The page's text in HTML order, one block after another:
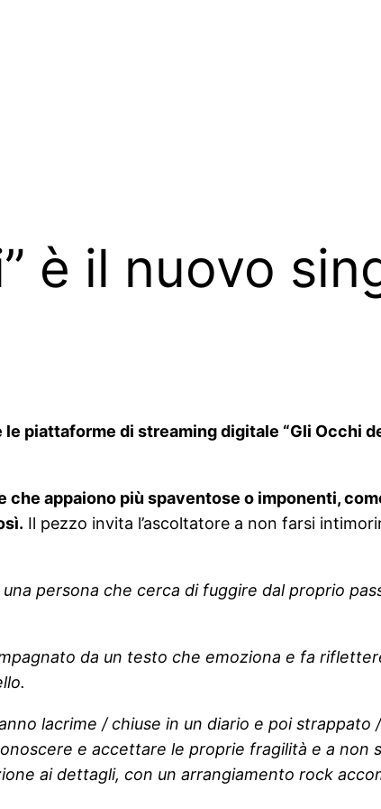
è il nuovo
piattaforme di streaming digitale “Gli Occhi
che appaiono più spaventose o imponenti,
Il pezzo invita l’ascoltatore a non farsi
persona che cerca di fuggire dal proprio
da un testo che emoziona e fa
lacrime / chiuse in un diario e poi strappato
e accettare le proprie fragilità e a non
ai dettagli, con un arrangiamento rock